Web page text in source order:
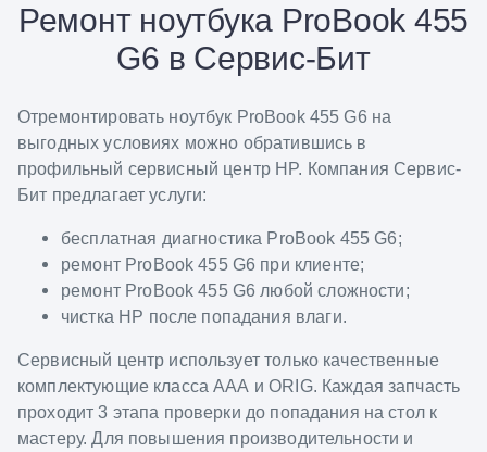
Ремонт ноутбука ProBook 455
G6 в Сервис-Бит
Отремонтировать ноутбук ProBook 455 G6 на
выгодных условиях можно обратившись в
профильный сервисный центр HP. Компания Сервис-
Бит предлагает услуги:
бесплатная диагностика ProBook 455 G6;
ремонт ProBook 455 G6 при клиенте;
ремонт ProBook 455 G6 любой сложности;
чистка HP после попадания влаги.
Сервисный центр использует только качественные
комплектующие класса ААА и ORIG. Каждая запчасть
проходит 3 этапа проверки до попадания на стол к
мастеру. Для повышения производительности и